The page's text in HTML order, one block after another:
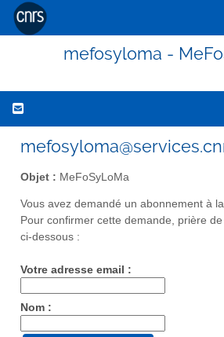
mefosyloma -
Objet : MeFoSyLoMa
Vous avez demandé un abonnement à
Pour confirmer cette demande, prière
ci-dessous :
Votre adresse email :
Nom :